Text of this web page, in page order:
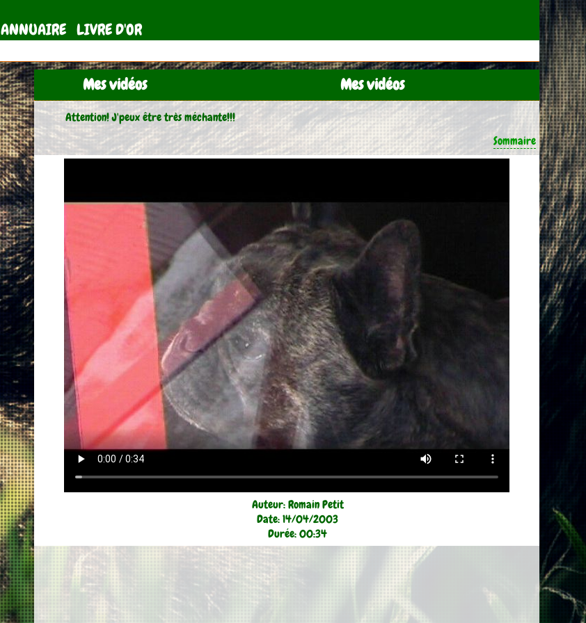
ANNUAIRE LIVRE D'OR
Mes vidéos Mes vidéos
Attention! J'peux être très méchante!!!
Sommaire
Auteur: Romain Petit
Date: 14/04/2003
Durée: 00:34